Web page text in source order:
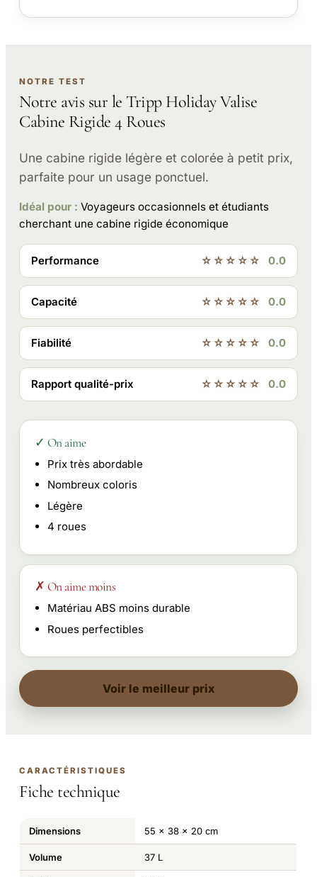
NOTRE TEST
Notre avis sur le Tripp Holiday Valise
Cabine Rigide 4 Roues
Une cabine rigide légère et colorée à petit prix,
parfaite pour un usage ponctuel.
Idéal pour : Voyageurs occasionnels et étudiants
cherchant une cabine rigide économique
Performance ☆☆☆☆☆ 0.0
Capacité ☆☆☆☆☆ 0.0
Fiabilité ☆☆☆☆☆ 0.0
Rapport qualité-prix ☆☆☆☆☆ 0.0
✓ On aime
Prix très abordable
Nombreux coloris
Légère
4 roues
✗ On aime moins
Matériau ABS moins durable
Roues perfectibles
Voir le meilleur prix
CARACTÉRISTIQUES
Fiche technique
Dimensions 55 x 38 x 20 cm
Volume 37 L